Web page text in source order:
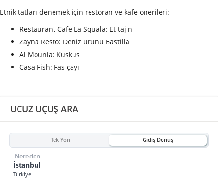
UCUZ UÇUŞ ARA
Tek Yön Gidiş Dönüş
İstanbul
Türkiye
Nereden
Etnik tatları denemek için restoran ve kafe önerileri:
Restaurant Cafe La Squala: Et tajin
Zayna Resto: Deniz ürünü Bastilla
Al Mounia: Kuskus
Casa Fish: Fas çayı